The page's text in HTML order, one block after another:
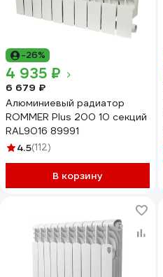
-26%
4 935 ₽
6 679 ₽
Алюминиевый радиатор
ROMMER Plus 200 10 секций
RAL9016 89991
4.5(112)
В корзину